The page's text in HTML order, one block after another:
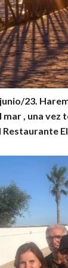
23.
mar , una
Restaurante